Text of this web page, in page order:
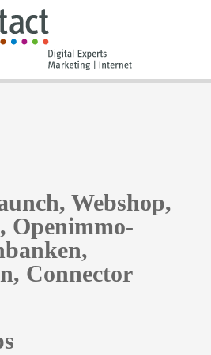
Webshop,
Openimmo-
Connector